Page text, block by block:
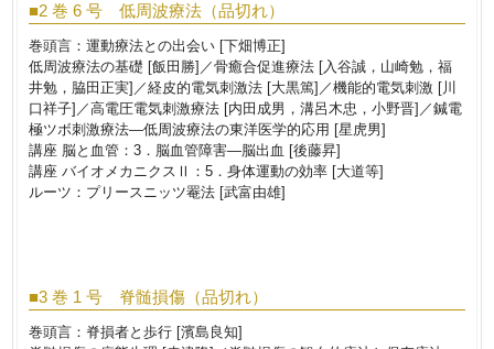
■2 巻 6 号 低周波療法（品切れ）
巻頭言：運動療法との出会い [下畑博正]
低周波療法の基礎 [飯田勝]／骨癒合促進療法 [入谷誠，山崎勉，福
井勉，脇田正実]／経皮的電気刺激法 [大黒篤]／機能的電気刺激 [川
口祥子]／高電圧電気刺激療法 [内田成男，溝呂木忠，小野晋]／鍼電
極ツボ刺激療法―低周波療法の東洋医学的応用 [星虎男]
講座 脳と血管：3．脳血管障害―脳出血 [後藤昇]
講座 バイオメカニクスⅡ：5．身体運動の効率 [大道等]
ルーツ：プリースニッツ罨法 [武富由雄]
■3 巻 1 号 脊髄損傷（品切れ）
巻頭言：脊損者と歩行 [濱島良知]